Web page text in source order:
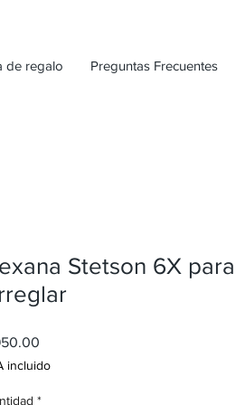
de regalo Preguntas Frecuentes
Stetson 6X para
incluido
*